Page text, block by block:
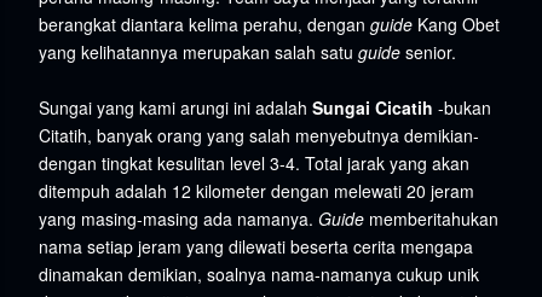
berangkat diantara kelima perahu, dengan guide Kang Obet
yang kelihatannya merupakan salah satu guide senior.
Sungai yang kami arungi ini adalah Sungai Cicatih -bukan
Citatih, banyak orang yang salah menyebutnya demikian-
dengan tingkat kesulitan level 3-4. Total jarak yang akan
ditempuh adalah 12 kilometer dengan melewati 20 jeram
yang masing-masing ada namanya. Guide memberitahukan
nama setiap jeram yang dilewati beserta cerita mengapa
dinamakan demikian, soalnya nama-namanya cukup unik